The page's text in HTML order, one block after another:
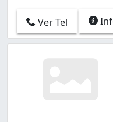
Ver Tel